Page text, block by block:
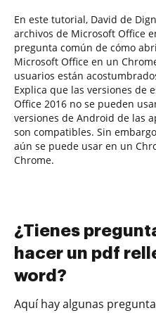
En este tutorial, David de
archivos de Microsoft Office
pregunta común de cómo
Microsoft Office en un
usuarios están
Explica que las versiones de
Office 2016 no se pueden
versiones de Android de las
son compatibles. Sin
aún se puede usar en un
Chrome.
¿Tienes
hacer un pdf
word?
Aquí hay algunas